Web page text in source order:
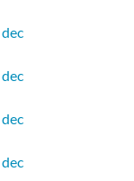
dec
dec
dec
dec